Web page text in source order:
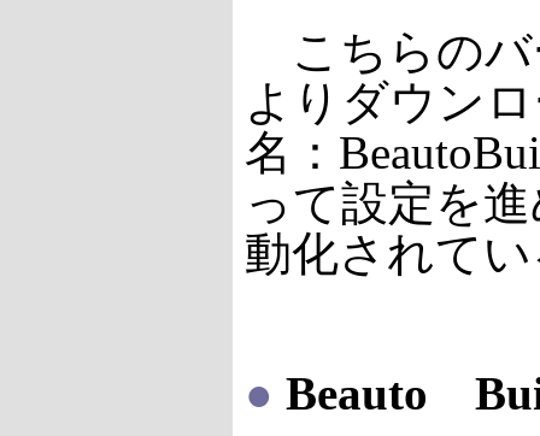
こちらのバ
よりダウン
名：
って設定を
動化されて
● Beauto